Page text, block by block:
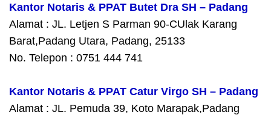
Kantor Notaris & PPAT Butet Dra SH – Padang
Alamat : JL. Letjen S Parman 90-CUlak Karang
Barat,Padang Utara, Padang, 25133
No. Telepon : 0751 444 741
Kantor Notaris & PPAT Catur Virgo SH – Padang
Alamat : JL. Pemuda 39, Koto Marapak,Padang